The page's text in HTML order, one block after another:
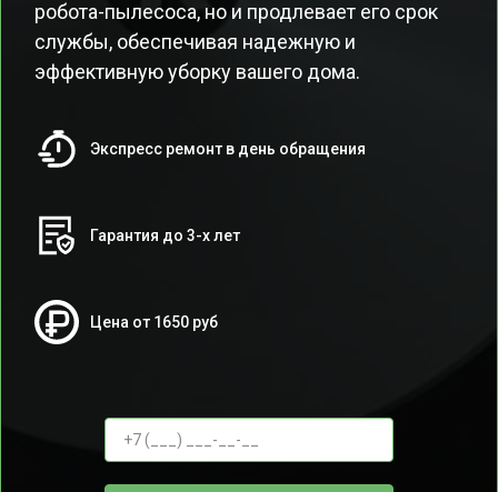
робота-пылесоса, но и продлевает его срок
службы, обеспечивая надежную и
эффективную уборку вашего дома.
Экспресс ремонт в день обращения
Гарантия до 3-х лет
Цена от 1650 руб